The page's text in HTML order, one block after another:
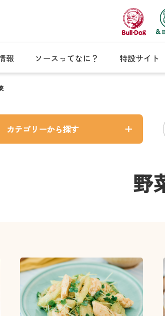
報 ソースってなに？ 特設サイト
カテゴリーから探す
野